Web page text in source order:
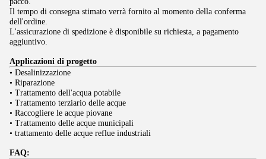
Il tempo di consegna stimato verrà fornito al momento della conferma
dell'ordine.
L'assicurazione di spedizione è disponibile su richiesta, a pagamento
aggiuntivo.
Applicazioni di progetto
• Desalinizzazione
• Riparazione
• Trattamento dell'acqua potabile
• Trattamento terziario delle acque
• Raccogliere le acque piovane
• Trattamento delle acque municipali
• trattamento delle acque reflue industriali
FAQ: